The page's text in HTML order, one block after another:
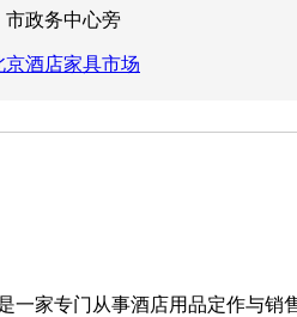
市政务中心旁
京酒店家具市场
一家专门从事酒店用品定作与